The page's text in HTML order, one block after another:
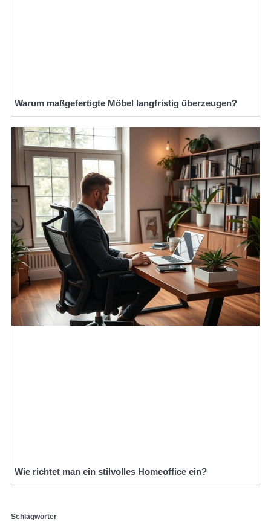
Warum maßgefertigte Möbel langfristig überzeugen?
Wie richtet man ein stilvolles Homeoffice ein?
Schlagwörter